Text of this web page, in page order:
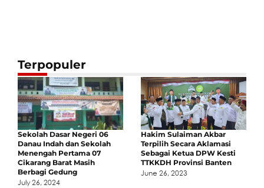
Terpopuler
Sekolah Dasar Negeri 06
Danau Indah dan Sekolah
Menengah Pertama 07
Cikarang Barat Masih
Berbagi Gedung
July 26, 2024
Hakim Sulaiman Akbar
Terpilih Secara Aklamasi
Sebagai Ketua DPW Kesti
TTKKDH Provinsi Banten
June 26, 2023